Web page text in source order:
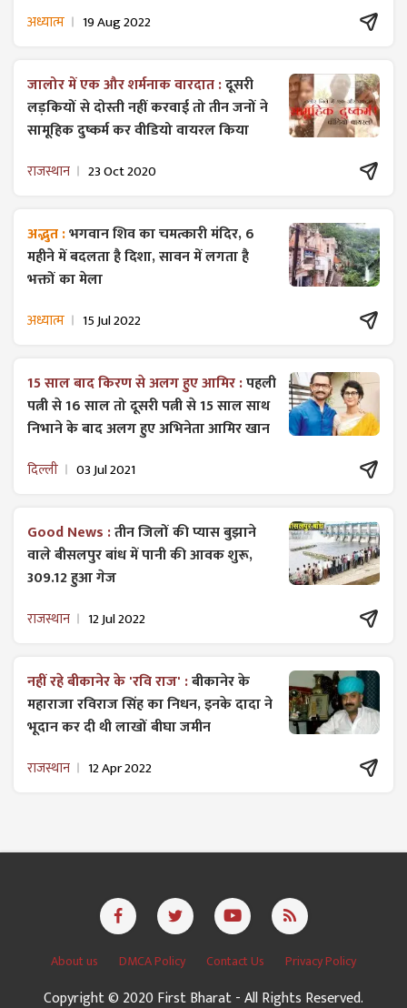
अध्यात्म 19 Aug 2022
जालोर में एक और शर्मनाक वारदात :दूसरी
लड़कियों से दोस्ती नहीं करवाई तो तीन जनों ने
सामूहिक दुष्कर्म कर वीडियो वायरल किया
राजस्थान 23 Oct 2020
अद्भुत :भगवान शिव का चमत्कारी मंदिर, 6
महीने में बदलता है दिशा, सावन में लगता है
भक्तों का मेला
अध्यात्म 15 Jul 2022
15 साल बाद किरण से अलग हुए आमिर :पहली
पत्नी से 16 साल तो दूसरी पत्नी से 15 साल साथ
निभाने के बाद अलग हुए अभिनेता आमिर खान
दिल्ली 03 Jul 2021
Good News :तीन जिलों की प्यास बुझाने
वाले बीसलपुर बांध में पानी की आवक शुरू,
309.12 हुआ गेज
राजस्थान 12 Jul 2022
नहीं रहे बीकानेर के 'रवि राज' :बीकानेर के
महाराजा रविराज सिंह का निधन, इनके दादा ने
भूदान कर दी थी लाखों बीघा जमीन
राजस्थान 12 Apr 2022
About us DMCA Policy Contact Us Privacy Policy
Copyright © 2020 First Bharat - All Rights Reserved.